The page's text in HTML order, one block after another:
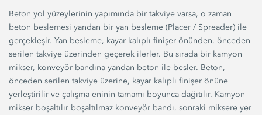
Beton yol yüzeylerinin yapımında bir takviye varsa, o zaman
beton beslemesi yandan bir yan besleme (Placer / Spreader) ile
gerçekleşir. Yan besleme, kayar kalıplı finişer önünden, önceden
serilen takviye üzerinden geçerek ilerler. Bu sırada bir kamyon
mikser, konveyör bandına yandan beton ile besler. Beton,
önceden serilen takviye üzerine, kayar kalıplı finişer önüne
yerleştirilir ve çalışma eninin tamamı boyunca dağıtılır. Kamyon
mikser boşaltılır boşaltılmaz konveyör bandı, sonraki miksere yer